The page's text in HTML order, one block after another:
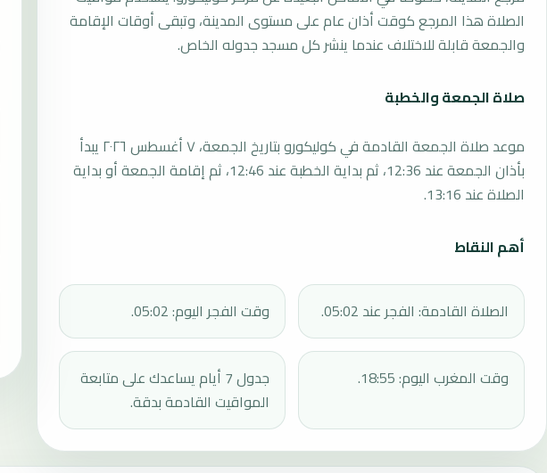
الصلاة هذا المرجع كوقت أذان عام على مستوى المدينة، وتبقى أوقات الإقامة
والجمعة قابلة للاختلاف عندما ينشر كل مسجد جدوله الخاص.
صلاة الجمعة والخطبة
موعد صلاة الجمعة القادمة في كوليكورو بتاريخ الجمعة، ٧ أغسطس ٢٠٢٦ يبدأ
بأذان الجمعة عند 12:36، ثم بداية الخطبة عند 12:46، ثم إقامة الجمعة أو بداية
الصلاة عند 13:16.
أهم النقاط
الصلاة القادمة: الفجر عند 05:02. وقت الفجر اليوم: 05:02.
وقت المغرب اليوم: 18:55.
جدول 7 أيام يساعدك على متابعة
المواقيت القادمة بدقة.